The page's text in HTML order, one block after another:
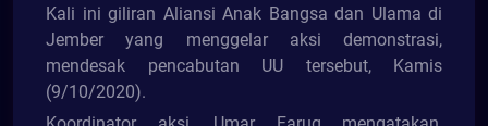
Kali ini giliran Aliansi Anak Bangsa dan Ulama di
Jember yang menggelar aksi demonstrasi,
mendesak pencabutan UU tersebut, Kamis
(9/10/2020).